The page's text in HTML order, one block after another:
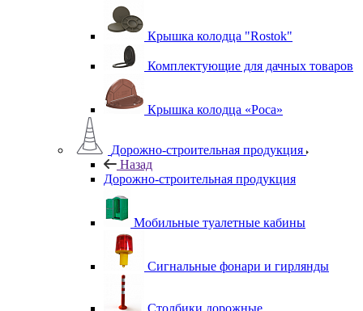
Крышка колодца "Rostok"
Комплектующие для дачных товаров
Крышка колодца «Роса»
Дорожно-строительная продукция
Назад
Дорожно-строительная продукция
Мобильные туалетные кабины
Сигнальные фонари и гирлянды
Столбики дорожные